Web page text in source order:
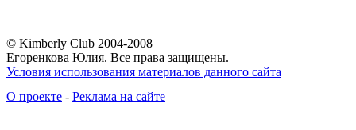
© Kimberly Club 2004-2008
Егоренкова Юлия. Все права защищены.
Условия использования материалов данного сайта
О проекте - Реклама на сайте